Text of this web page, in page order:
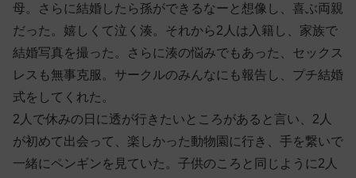
母。さらに結婚したら孫ができるなーと想像し、喜ぶ両親
だった。嬉しくて泣く湊。それから2人は入籍し、家族で
結婚写真を撮った。さらに湊の悩みでもあった、セックス
レスも無事克服。サークルのみんなにも報告し、プチ結婚
式をしてくれた。
2人で休みの日に透が行きたいところがあると言い、2人
が初めて出会って、楽しかった動物園に行き、手を繋いで
一緒にペンギンを見ていた。子供のころと同じように2人